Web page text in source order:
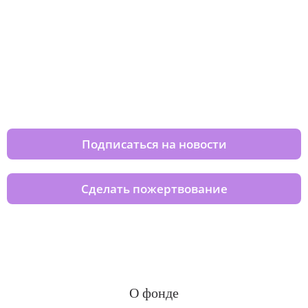
Подписаться на новости
Сделать пожертвование
О фонде